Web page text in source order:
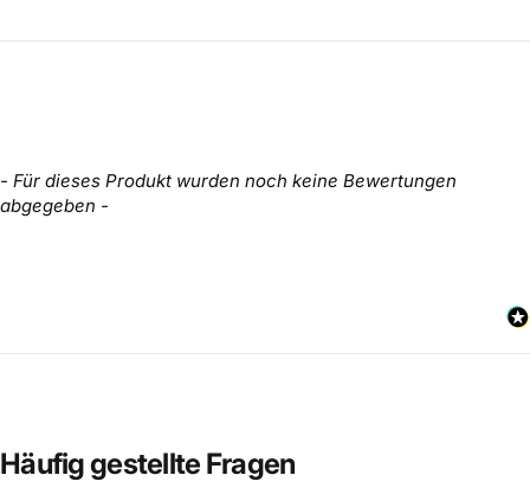
- Für dieses Produkt wurden noch keine Bewertungen
abgegeben -
New content loaded
Häufiggestellte Fragen